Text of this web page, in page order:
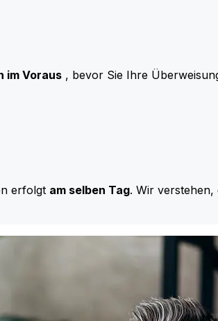
im Voraus , bevor Sie Ihre
erfolgt am selben Tag. Wir verstehen,